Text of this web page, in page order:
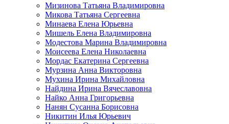
Мизинова Татьяна Владимировна
Микова Татьяна Сергеевна
Минаева Елена Юрьевна
Мишель Елена Владимировна
Модестова Марина Владимировна
Моисеева Елена Николаевна
Мордас Екатерина Сергеевна
Мурзина Анна Викторовна
Мухина Ирина Михайловна
Найдина Ирина Вячеславовна
Найко Анна Григорьевна
Нанян Сусанна Борисовна
Никитин Илья Юрьевич